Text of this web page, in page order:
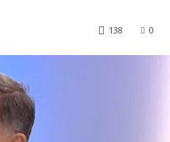
0
138